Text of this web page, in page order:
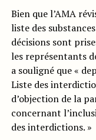
Bien que l’AMA
liste des
décisions sont
les représentants
a souligné que «
Liste des
d’objection de la
concernant
des interdictions. »